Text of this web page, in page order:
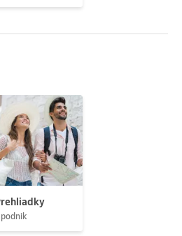
podnik